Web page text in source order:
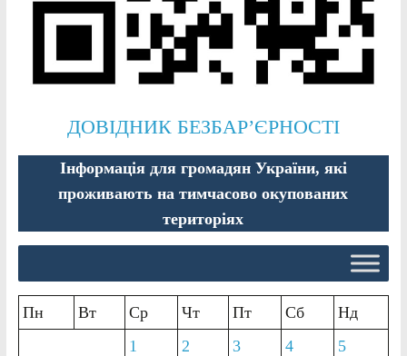
ДОВІДНИК БЕЗБАР’ЄРНОСТІ
Інформація для громадян України, які
проживають на тимчасово окупованих
територіях
Пн Вт Ср Чт Пт Сб
Нд
1
2 3 4
5